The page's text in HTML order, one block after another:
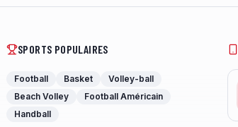
SPORTS POPULAIRES
Football Basket
Volley-ball
Beach Volley
Football Américain
Handball